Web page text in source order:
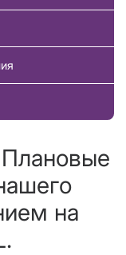
Плановые
на